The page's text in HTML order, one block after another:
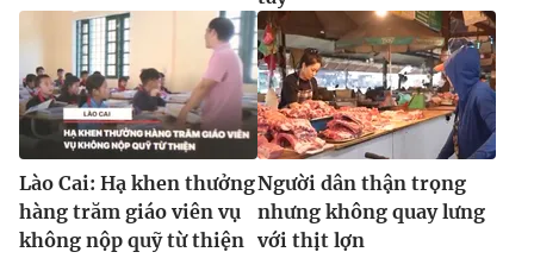
® Cấm sao chép dưới mọi hình thức nếu không có sự chấp
thuận bằng văn bản. Ghi rõ nguồn VTV.vn khi phát hành lại
thông tin từ website này.
Lào Cai: Hạ khen thưởng
hàng trăm giáo viên vụ
không nộp quỹ từ thiện
Người dân thận trọng
nhưng không quay lưng
với thịt lợn